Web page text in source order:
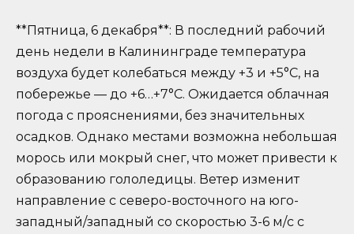
**Пятница, 6 декабря**: В последний рабочий
день недели в Калининграде температура
воздуха будет колебаться между +3 и +5°C, на
побережье — до +6…+7°C. Ожидается облачная
погода с прояснениями, без значительных
осадков. Однако местами возможна небольшая
морось или мокрый снег, что может привести к
образованию гололедицы. Ветер изменит
направление с северо-восточного на юго-
западный/западный со скоростью 3-6 м/с с